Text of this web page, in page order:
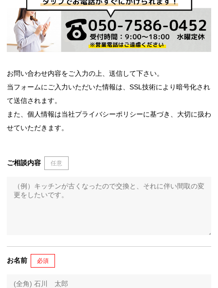
お問い合わせ内容をご入力の上、送信して下さい。
当フォームにご入力いただいた情報は、SSL技術により暗号化され
て送信されます。
また、個人情報は当社プライバシーポリシーに基づき、大切に扱わ
せていただきます。
ご相談内容 任意
お名前 必須